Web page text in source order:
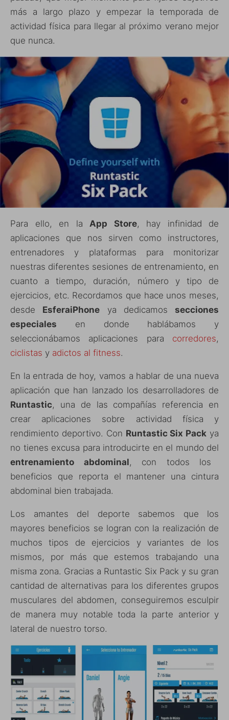
más a largo plazo y empezar la temporada de
actividad física para llegar al próximo verano mejor
que nunca.
Para ello, en la App Store, hay infinidad de
aplicaciones que nos sirven como instructores,
entrenadores y plataformas para monitorizar
nuestras diferentes sesiones de entrenamiento, en
cuanto a tiempo, duración, número y tipo de
ejercicios, etc. Recordamos que hace unos meses,
desde EsferaiPhone ya dedicamos secciones
especiales en donde hablábamos y
seleccionábamos aplicaciones para corredores,
ciclistas y adictos al fitness.
En la entrada de hoy, vamos a hablar de una nueva
aplicación que han lanzado los desarrolladores de
Runtastic, una de las compañías referencia en
crear aplicaciones sobre actividad física y
rendimiento deportivo. Con Runtastic Six Pack ya
no tienes excusa para introducirte en el mundo del
entrenamiento abdominal, con todos los
beneficios que reporta el mantener una cintura
abdominal bien trabajada.
Los amantes del deporte sabemos que los
mayores beneficios se logran con la realización de
muchos tipos de ejercicios y variantes de los
mismos, por más que estemos trabajando una
misma zona. Gracias a Runtastic Six Pack y su gran
cantidad de alternativas para los diferentes grupos
musculares del abdomen, conseguiremos esculpir
de manera muy notable toda la parte anterior y
lateral de nuestro torso.